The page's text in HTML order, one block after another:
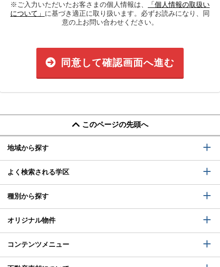
※ご入力いただいたお客さまの個人情報は、
「個人情報の取扱い
について」 に基づき適正に取り扱います。必ずお読みになり、同
意の上お問い合わせください。
同意して確認画面へ進む
このページの先頭へ
地域から探す
よく検索される学区
種別から探す
オリジナル物件
コンテンツメニュー